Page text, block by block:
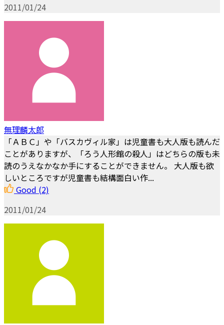
2011/01/24
無理麟太郎
「ＡＢＣ」や「バスカヴィル家」は児童書も大人版も読んだ
ことがありますが、「ろう人形館の殺人」はどちらの版も未
読のうえなかなか手にすることができません。 大人版も欲
しいところですが児童書も結構面白い作...
Good (2)
2011/01/24